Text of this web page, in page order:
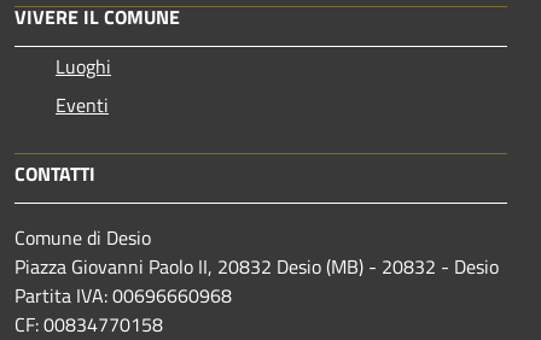
VIVERE IL COMUNE
Luoghi
Eventi
CONTATTI
Comune di Desio
Piazza Giovanni Paolo II, 20832 Desio (MB) - 20832 - Desio
Partita IVA: 00696660968
CF: 00834770158